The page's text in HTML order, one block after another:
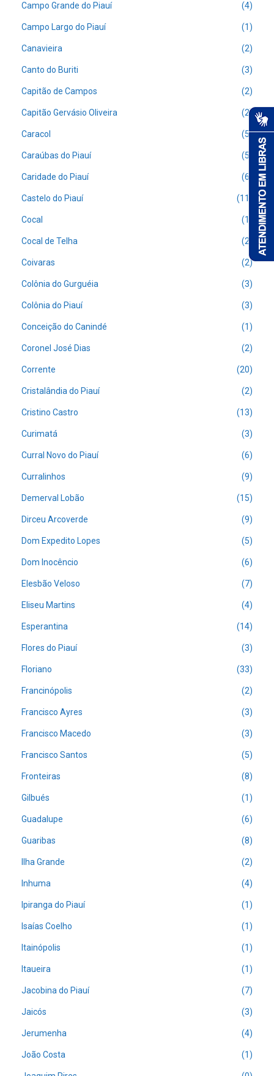
Campo Grande do Piauí (4)
Campo Largo do Piauí (1)
Canavieira (2)
Canto do Buriti (3)
Capitão de Campos (2)
Capitão Gervásio Oliveira (2)
Caracol (5)
Caraúbas do Piauí (5)
Caridade do Piauí (6)
Castelo do Piauí (11)
Cocal (1)
Cocal de Telha (2)
Coivaras (2)
Colônia do Gurguéia (3)
Colônia do Piauí (3)
Conceição do Canindé (1)
Coronel José Dias (2)
Corrente (20)
Cristalândia do Piauí (2)
Cristino Castro (13)
Curimatá (3)
Curral Novo do Piauí (6)
Curralinhos (9)
Demerval Lobão (15)
Dirceu Arcoverde (9)
Dom Expedito Lopes (5)
Dom Inocêncio (6)
Elesbão Veloso (7)
Eliseu Martins (4)
Esperantina (14)
Flores do Piauí (3)
Floriano (33)
Francinópolis (2)
Francisco Ayres (3)
Francisco Macedo (3)
Francisco Santos (5)
Fronteiras (8)
Gilbués (1)
Guadalupe (6)
Guaribas (8)
Ilha Grande (2)
Inhuma (4)
Ipiranga do Piauí (1)
Isaías Coelho (1)
Itainópolis (1)
Itaueira (1)
Jacobina do Piauí (7)
Jaicós (3)
Jerumenha (4)
João Costa (1)